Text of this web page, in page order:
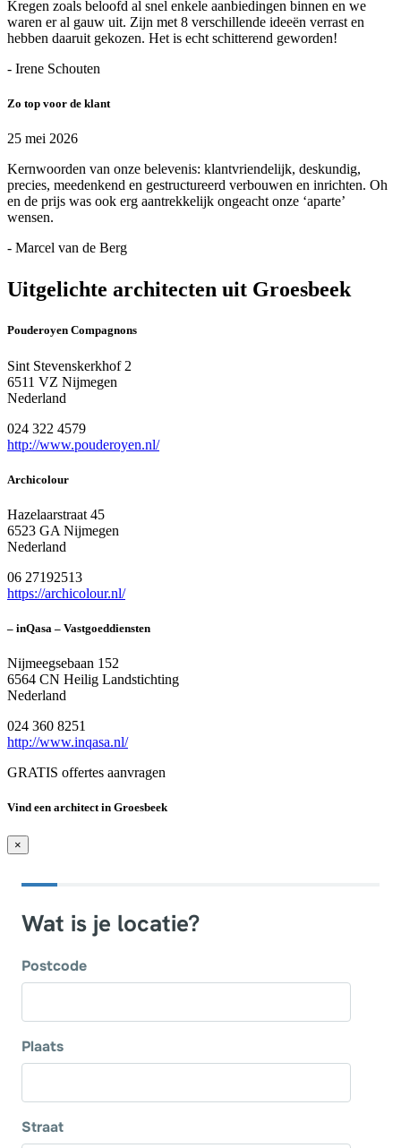
Kregen zoals beloofd al snel enkele aanbiedingen binnen en we
waren er al gauw uit. Zijn met 8 verschillende ideeën verrast en
hebben daaruit gekozen. Het is echt schitterend geworden!
- Irene Schouten
Zo top voor de klant
25 mei 2026
Kernwoorden van onze belevenis: klantvriendelijk, deskundig,
precies, meedenkend en gestructureerd verbouwen en inrichten. Oh
en de prijs was ook erg aantrekkelijk ongeacht onze ‘aparte’
wensen.
- Marcel van de Berg
Uitgelichte architecten uit Groesbeek
Pouderoyen Compagnons
Sint Stevenskerkhof 2
6511 VZ Nijmegen
Nederland
024 322 4579
http://www.pouderoyen.nl/
Archicolour
Hazelaarstraat 45
6523 GA Nijmegen
Nederland
06 27192513
https://archicolour.nl/
– inQasa – Vastgoeddiensten
Nijmeegsebaan 152
6564 CN Heilig Landstichting
Nederland
024 360 8251
http://www.inqasa.nl/
GRATIS offertes aanvragen
Vind een architect in Groesbeek
×